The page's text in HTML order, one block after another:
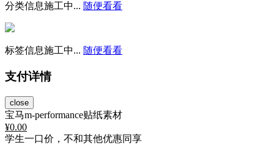
分类信息施工中... 随便看看
标签信息施工中... 随便看看
支付详情
close
宝马m-performance贴纸素材
¥0.00
学生一口价，不和其他优惠同享